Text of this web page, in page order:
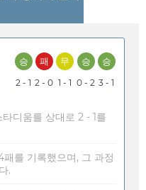
승
2 - 1
패
2 - 0
무
1 - 1
승
0 - 2
승
3 - 1
디움를 상대로 2 - 1를
를 기록했으며, 그 과정
.